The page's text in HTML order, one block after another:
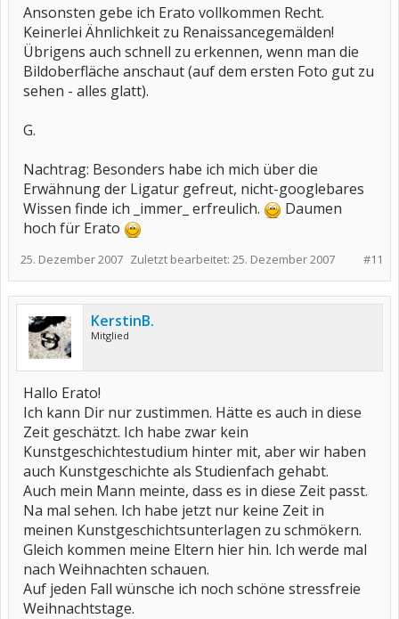
Ansonsten gebe ich Erato vollkommen Recht.
Keinerlei Ähnlichkeit zu Renaissancegemälden!
Übrigens auch schnell zu erkennen, wenn man die
Bildoberfläche anschaut (auf dem ersten Foto gut zu
sehen - alles glatt).
G.
Nachtrag: Besonders habe ich mich über die
Erwähnung der Ligatur gefreut, nicht-googlebares
Wissen finde ich _immer_ erfreulich.
Daumen
hoch für Erato
#11
25. Dezember 2007 Zuletzt bearbeitet: 25. Dezember 2007
KerstinB.
Mitglied
Hallo Erato!
Ich kann Dir nur zustimmen. Hätte es auch in diese
Zeit geschätzt. Ich habe zwar kein
Kunstgeschichtestudium hinter mit, aber wir haben
auch Kunstgeschichte als Studienfach gehabt.
Auch mein Mann meinte, dass es in diese Zeit passt.
Na mal sehen. Ich habe jetzt nur keine Zeit in
meinen Kunstgeschichtsunterlagen zu schmökern.
Gleich kommen meine Eltern hier hin. Ich werde mal
nach Weihnachten schauen.
Auf jeden Fall wünsche ich noch schöne stressfreie
Weihnachtstage.